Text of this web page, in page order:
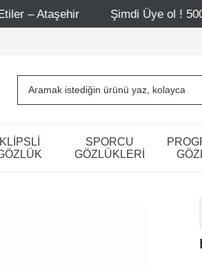
Şimdi Üye ol ! 5000 TL üzeri ilk
KLİPSLİ
SPORCU
GÖZLÜKLERİ